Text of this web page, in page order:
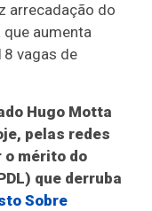
arrecadação do
que aumenta
vagas de
Hugo Motta
pelas redes
o mérito do
que derruba
Sobre